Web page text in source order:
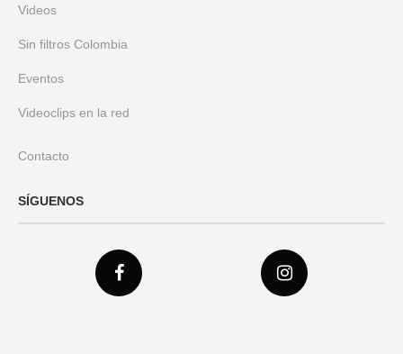
Videos
Sin filtros Colombia
Eventos
Videoclips en la red
Contacto
SÍGUENOS